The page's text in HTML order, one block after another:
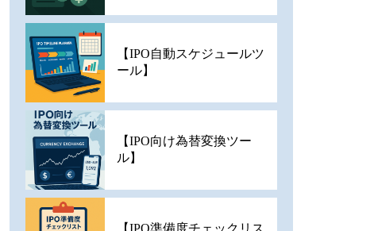
【IPO自動スケジュールツ
ール】
【IPO向け為替変換ツー
ル】
【IPO準備度チェックリス